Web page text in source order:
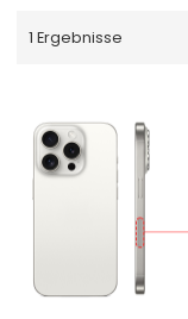
1 Ergebnisse